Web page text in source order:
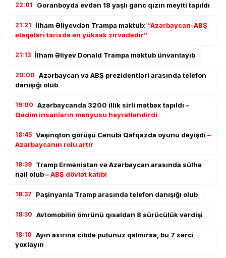
22:01 Goranboyda evdən 18 yaşlı gənc qızın meyiti tapıldı
21:21 İlham Əliyevdən Trampa məktub: “Azərbaycan-ABŞ
əlaqələri tarixdə ən yüksək zirvədədir”
21:13 İlham Əliyev Donald Trampa məktub ünvanlayıb
20:00 Azərbaycan və ABŞ prezidentləri arasında telefon
danışığı olub
19:00 Azərbaycanda 3200 illik sirli mətbəx tapıldı –
Qədim insanların menyusu heyrətləndirdi
18:45 Vaşinqton görüşü Cənubi Qafqazda oyunu dəyişdi –
Azərbaycanın rolu artır
18:39 Tramp Ermənistan və Azərbaycan arasında sülhə
nail olub –ABŞ dövlət katibi
18:37 Paşinyanla Tramp arasında telefon danışığı olub
18:30 Avtomobilin ömrünü qısaldan 8 sürücülük vərdişi
18:10 Ayın axırına cibdə pulunuz qalmırsa, bu 7 xərci
yoxlayın